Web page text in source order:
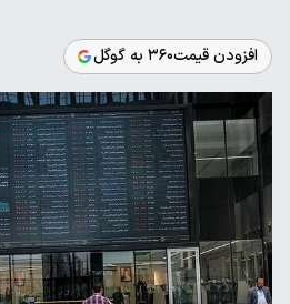
افزودن قیمت۳۶۰ به گوگل